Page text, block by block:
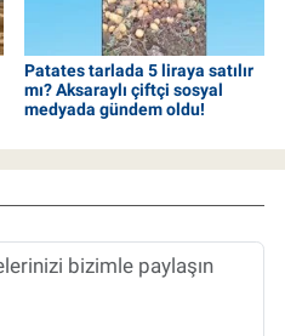
Patates tarlada 5 liraya satılır
mı? Aksaraylı çiftçi sosyal
medyada gündem oldu!